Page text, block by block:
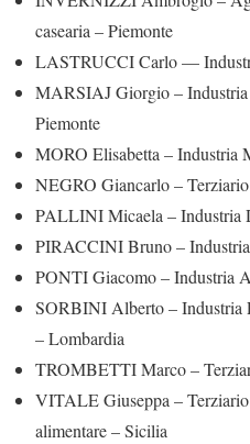
casearia – Piemonte
LASTRUCCI Carlo —
MARSIAJ Giorgio – Industria
Piemonte
MORO Elisabetta – Industria
NEGRO Giancarlo –
PALLINI Micaela – Industria
PIRACCINI Bruno –
PONTI Giacomo – Industria
SORBINI Alberto – Industria
– Lombardia
TROMBETTI Marco –
VITALE Giuseppa –
alimentare – Sicilia